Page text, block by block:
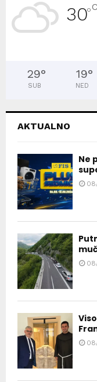
30°C
29°
SUB
19°
NED
AKTUALNO
Ne